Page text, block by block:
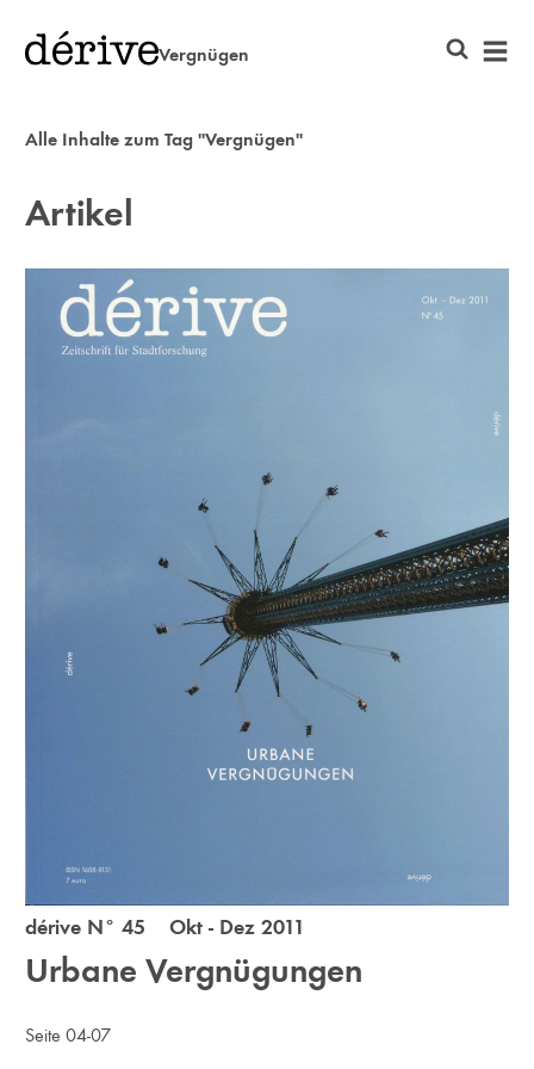
Vergnügen
Alle Inhalte zum Tag "Vergnügen"
Artikel
dérive N° 45 Okt - Dez 2011
Urbane Vergnügungen
Seite 04-07